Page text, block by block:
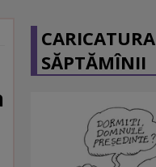
CARICATURA
SĂPTĂMÎNII